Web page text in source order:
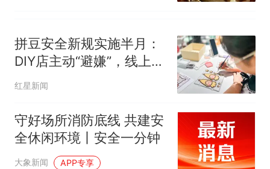
拼豆安全新规实施半月：
DIY店主动“避嫌”，线上仍
有220V熨斗宣称“孩子可
红星新闻
守好场所消防底线 共建安
全休闲环境丨安全一分钟
大象新闻 APP专享